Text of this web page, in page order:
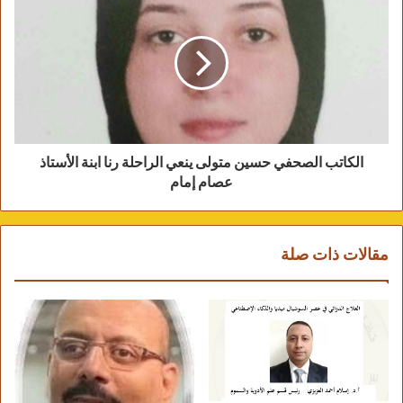
والنظام، حيث اوكل اليه الرئيس جمال عبدالناصر
مهمة تسليم رسالة لجورج حبش زعيم الجبهة
الشعبية تقضي بضرورة اخلاء سبيل الركاب
الرهائن، حيث تسلم الدخاخني الرهائن، وتوجه بهم
الى شركة الدخان في منطقة راس العين، ومن
هناك ركبوا الى السفارة المصرية بعد تأمين
الطريق بواسطة رئيس الاركان الاردني، حيث كان
المصرية طلب منه رئيس الاركان الاردني التوجه
الى مستشفى المعشر، وهناك تم تسليم الرهائن
الى الصليب الاحمر الدولي ثم اطلق سراحهم.
وعن سيرة بطلنا ومسيرته الحافلة فهو من ابطال
المخابرات الحربية ولد في عام 1934 وتخرج من
الكلية الحربية في مارس 1955 التحق بسلاح
الكاتب الصحفي حسين متولى ينعي الراحلة رنا ابنة الأستاذ
عصام إمام
مقالات ذات صلة